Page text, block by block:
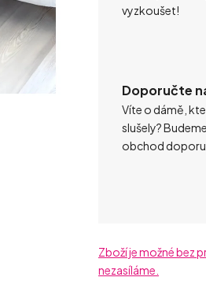
vyzkoušet!
Doporučte
Víte o dámě,
slušely?
obchod
Zboží je možné bez
nezasíláme.